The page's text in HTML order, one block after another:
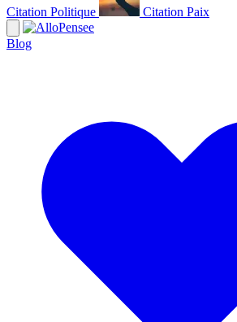
Citation Politique Citation Paix
Blog